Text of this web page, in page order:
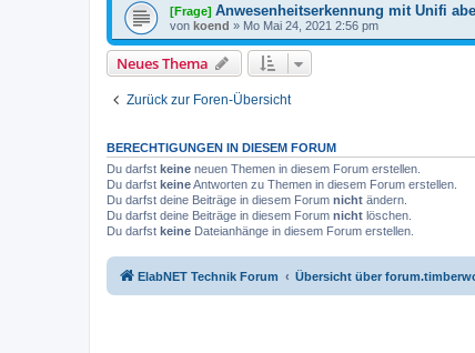
[Frage] Anwesenheitserkennung mit Unifi
von koend » Mo Mai 24, 2021 2:56 pm
Neues Thema
Zurück zur Foren-Übersicht
BERECHTIGUNGEN IN DIESEM FORUM
Du darfst keine neuen Themen in diesem Forum erstellen.
Du darfst keineAntworten zu Themen in diesem Forum erstellen.
Du darfst deine Beiträge in diesem Forum nicht ändern.
Du darfst deine Beiträge in diesem Forum nicht löschen.
Du darfst keine Dateianhänge in diesem Forum erstellen.
ElabNET Technik Forum Übersicht über